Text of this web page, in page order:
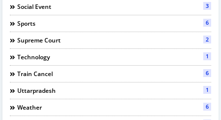
Social Event 3
Sports 6
Supreme Court 2
Technology 1
Train Cancel 6
Uttarpradesh 1
Weather 6